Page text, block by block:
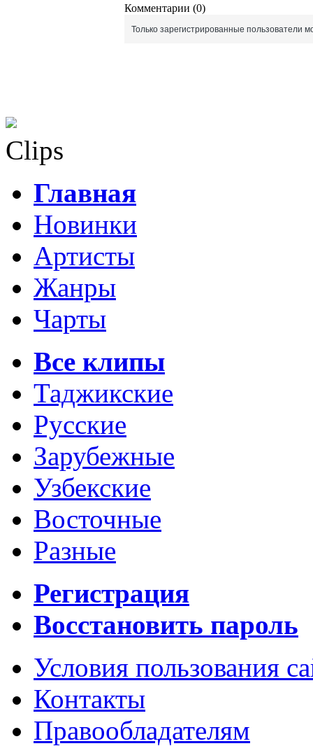
Комментарии (0)
Только зарегистрированные пользователи
Clips
Главная
Новинки
Артисты
Жанры
Чарты
Все клипы
Таджикские
Русские
Зарубежные
Узбекские
Восточные
Разные
Регистрация
Восстановить пароль
Условия пользования
Контакты
Правообладателям